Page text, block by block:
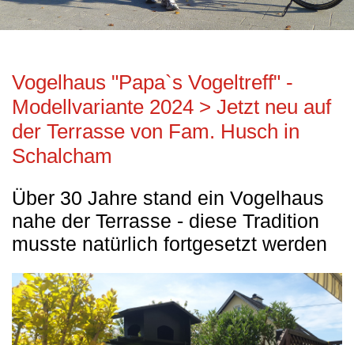
Vogelhaus "Papa`s Vogeltreff" -
Modellvariante 2024 > Jetzt neu auf
der Terrasse von Fam. Husch in
Schalcham
Über 30 Jahre stand ein Vogelhaus
nahe der Terrasse - diese Tradition
musste natürlich fortgesetzt werden